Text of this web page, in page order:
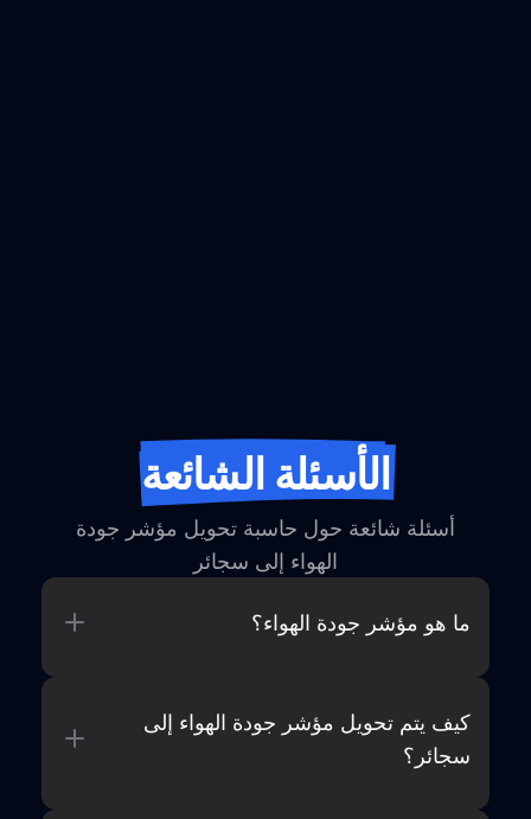
الأسئلة الشائعة
أسئلة شائعة حول حاسبة تحويل مؤشر جودة
الهواء إلى سجائر
ما هو مؤشر جودة الهواء؟
كيف يتم تحويل مؤشر جودة الهواء إلى
سجائر؟